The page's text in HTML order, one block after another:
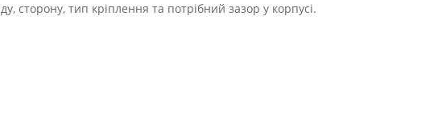
сторону, тип кріплення та потрібний зазор у корпусі.